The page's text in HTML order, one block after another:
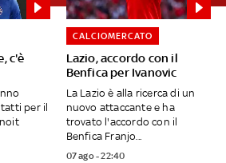
c'è
per il
Lazio, accordo con il
Benfica per Ivanovic
CALCIOMERCATO
La Lazio è alla ricerca di un
nuovo attaccante e ha
trovato l'accordo con il
Benfica Franjo...
07 ago - 22:40